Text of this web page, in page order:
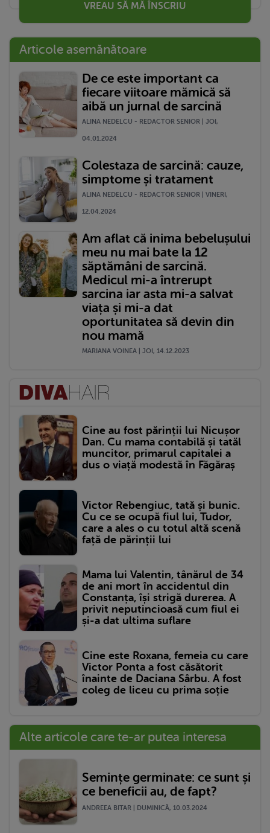
VREAU SĂ MĂ ÎNSCRIU
Articole asemănătoare
De ce este important ca
fiecare viitoare mămică să
aibă un jurnal de sarcină
ALINA NEDELCU - REDACTOR SENIOR | JOI,
04.01.2024
Colestaza de sarcină: cauze,
simptome și tratament
ALINA NEDELCU - REDACTOR SENIOR | VINERI,
12.04.2024
Am aflat că inima bebelușului
meu nu mai bate la 12
săptămâni de sarcină.
Medicul mi-a întrerupt
sarcina iar asta mi-a salvat
viața și mi-a dat
oportunitatea să devin din
nou mamă
MARIANA VOINEA | JOI, 14.12.2023
Cine au fost părinții lui Nicușor
Dan. Cu mama contabilă și tatăl
muncitor, primarul capitalei a
dus o viață modestă în Făgăraș
Victor Rebengiuc, tată și bunic.
Cu ce se ocupă fiul lui, Tudor,
care a ales o cu totul altă scenă
față de părinții lui
Mama lui Valentin, tânărul de 34
de ani mort în accidentul din
Constanța, își strigă durerea. A
privit neputincioasă cum fiul ei
și-a dat ultima suflare
Cine este Roxana, femeia cu care
Victor Ponta a fost căsătorit
înainte de Daciana Sârbu. A fost
coleg de liceu cu prima soție
Alte articole care te-ar putea interesa
Semințe germinate: ce sunt și
ce beneficii au, de fapt?
ANDREEA BITAR | DUMINICĂ, 10.03.2024